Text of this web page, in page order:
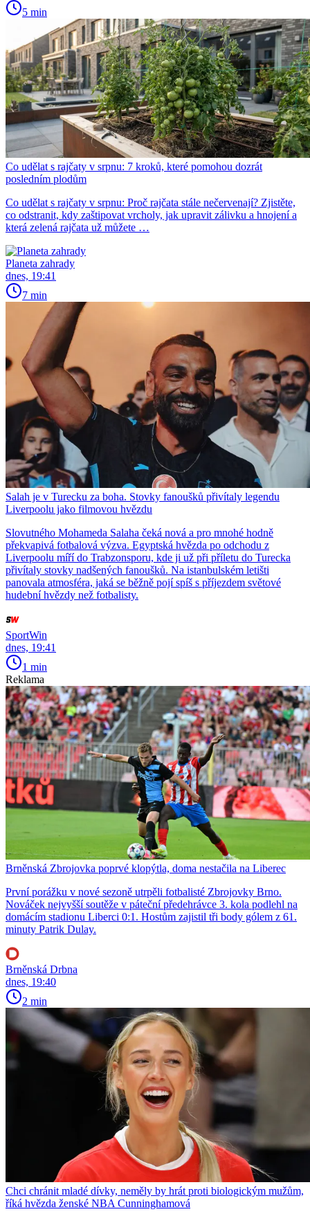
5 min
Co udělat s rajčaty v srpnu: 7 kroků, které pomohou dozrát
posledním plodům
Co udělat s rajčaty v srpnu: Proč rajčata stále nečervenají? Zjistěte,
co odstranit, kdy zaštipovat vrcholy, jak upravit zálivku a hnojení a
která zelená rajčata už můžete …
Planeta zahrady
dnes, 19:41
7 min
Salah je v Turecku za boha. Stovky fanoušků přivítaly legendu
Liverpoolu jako filmovou hvězdu
Slovutného Mohameda Salaha čeká nová a pro mnohé hodně
překvapivá fotbalová výzva. Egyptská hvězda po odchodu z
Liverpoolu míří do Trabzonsporu, kde ji už při příletu do Turecka
přivítaly stovky nadšených fanoušků. Na istanbulském letišti
panovala atmosféra, jaká se běžně pojí spíš s příjezdem světové
hudební hvězdy než fotbalisty.
SportWin
dnes, 19:41
1 min
Reklama
Brněnská Zbrojovka poprvé klopýtla, doma nestačila na Liberec
První porážku v nové sezoně utrpěli fotbalisté Zbrojovky Brno.
Nováček nejvyšší soutěže v páteční předehrávce 3. kola podlehl na
domácím stadionu Liberci 0:1. Hostům zajistil tři body gólem z 61.
minuty Patrik Dulay.
Brněnská Drbna
dnes, 19:40
2 min
Chci chránit mladé dívky, neměly by hrát proti biologickým mužům,
říká hvězda ženské NBA Cunninghamová